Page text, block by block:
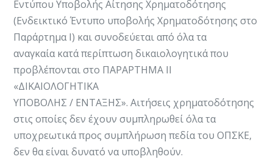
Εντύπου Υποβολής Αίτησης Χρηματοδότησης
(Ενδεικτικό Έντυπο υποβολής Χρηματοδότησης στο
Παράρτημα Ι) και συνοδεύεται από όλα τα
αναγκαία κατά περίπτωση δικαιολογητικά που
προβλέπονται στο ΠΑΡΑΡΤΗΜΑ ΙΙ
«ΔΙΚΑΙΟΛΟΓΗΤΙΚΑ
ΥΠΟΒΟΛΗΣ / ΕΝΤΑΞΗΣ». Αιτήσεις χρηματοδότησης
στις οποίες δεν έχουν συμπληρωθεί όλα τα
υποχρεωτικά προς συμπλήρωση πεδία του ΟΠΣΚΕ,
δεν θα είναι δυνατό να υποβληθούν.